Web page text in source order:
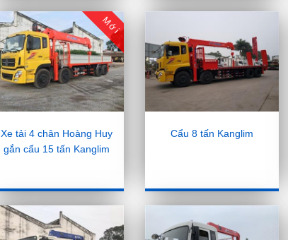
Mới
Xe tải 4 chân Hoàng Huy
gắn cẩu 15 tấn Kanglim
Cẩu 8 tấn Kanglim